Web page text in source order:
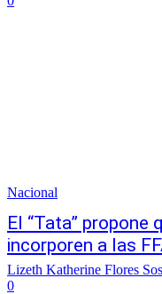
Nacional
El “Tata” propone
incorporen a las
Lizeth Katherine Flores
0